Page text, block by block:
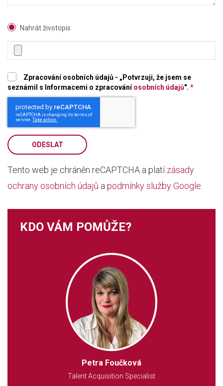
Nahrát životopis
Zpracování osobních údajů - „Potvrzuji, že jsem se
seznámil s Informacemi o zpracováníosobních údajů". *
ODESLAT
Tento web je chráněn reCAPTCHA a platízásady
ochrany osobních údajů a podmínky služby Google
KDO VÁM POMŮŽE?
Petra Foučková
Talent Acquisition Specialist